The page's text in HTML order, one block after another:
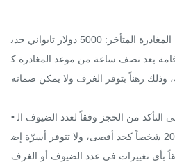
تسجيل الوصول المبكر وتسجيل المغادرة المتأخر: 5000 دولار تايواني جدي
بعد نصف ساعة من موعد المغادرة ك
وذلك رهناً بتوفر الغرف ولا يمكن ضمانه.
• للحفاظ على جودة الإقامة، يُرجى التأكد من الحجز وفقاً لعدد الضيوف ال
متفق عليه. تتسع دار الضيافة لـ 20 شخصاً كحد أقصى، ولا تتوفر أسرّة إض
بأي تغييرات في عدد الضيوف أو الغرف.